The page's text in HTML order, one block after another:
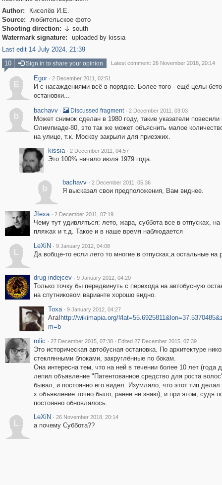
Author:
Киселёв И.Е.
Source:
любительское фото
Shooting direction:  south
Watermark signature:
uploaded by kissia
Last edit 14 July 2024, 21:39
10
Sign in to share your opinion Latest comment: 26 November 2018, 20:14
E
Egor · 2 December 2011, 02:51
И с насаждениями всё в порядке. Более того - ещё целы
остановки...
b
bachavv · Discussed fragment · 2 December 2011, 03:03
Может снимок сделан в 1980 году, такие указатели повесили
Олимпиаде-80, это так же может объяснить малое
на улице, т.к. Москву закрыли для приезжих.
kissia · 2 December 2011, 04:57
Это 100% начало июля 1979 года.
b
bachavv · 2 December 2011, 05:36
Я высказал свои предположения, Вам виднее.
JIexa · 2 December 2011, 07:19
Чему тут удивляться: лето, жара, суббота все в отпусках, на
пляжах и т.д. Такое и в наше время наблюдается
L
LeXiN · 9 January 2012, 04:08
Да вобще-то если лето то многие в отпусках,а остальные на
drug indejcev · 9 January 2012, 04:20
Только точку бы передвинуть с перехода на автобусную
на спутниковом варианте хорошо видно.
Toxa · 9 January 2012, 04:27
Ага! http://wikimapia.org/
m=b
rolic · 27 December 2015, 07:38 · Edited 27 December 2015, 07:39
Это историческая автобусная остановка. По архитектуре
стеклянными блоками, закруглённые по бокам.
Она интересна тем, что на ней в течении более 10 лет (года
лепил объявление "Патентованное средство для роста
бывал, и постоянно его видел. Изумляло, что этот тип
х объявление точно было, ранее не знаю), и при этом, судя
постоянно обновлялось.
L
LeXiN · 26 November 2018, 20:14
а почему Суббота??